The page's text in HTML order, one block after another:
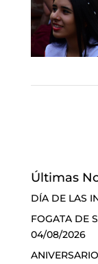
Últimas
DÍA DE LAS
FOGATA DE
04/08/2026